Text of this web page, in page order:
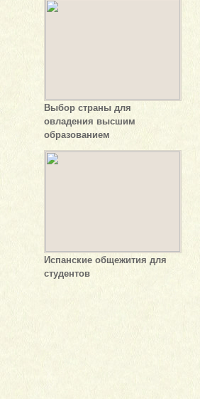
Выбор страны для
овладения высшим
образованием
Испанские общежития для
студентов